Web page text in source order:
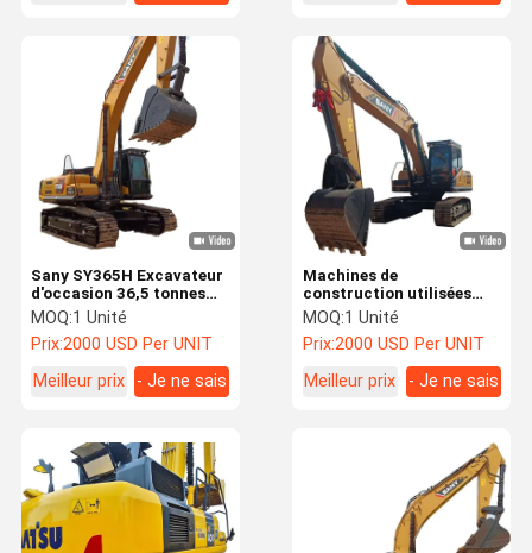
Machines de
construction utilisées
SANY 245 Excavatrice
Kawasaki Excavatrice
24,5 Tonnes
MOQ:1 Unité
Prix:2000 USD Per UNIT
Meilleur prix
- Je ne sais
Sany SY365H Excavateur
d'occasion 36,5 tonnes
Sany 365 Excavateur
d'occasion
MOQ:1 Unité
Prix:2000 USD Per UNIT
Meilleur prix
- Je ne sais